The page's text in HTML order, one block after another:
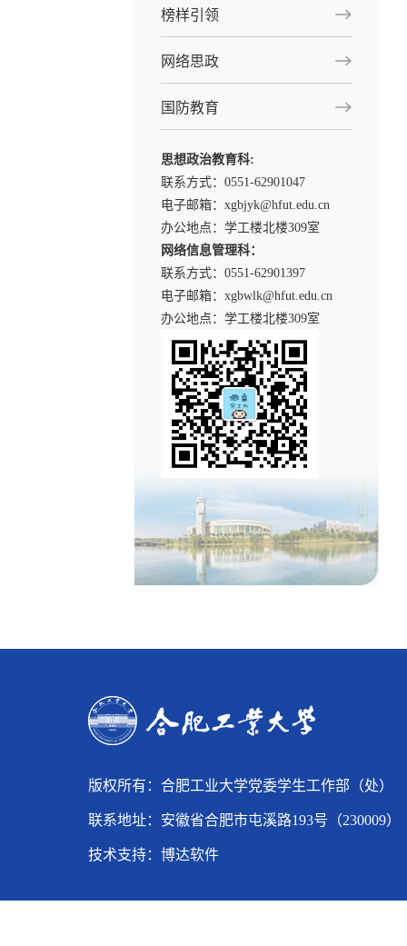
榜样引领
网络思政
国防教育
思想政治教育科:
联系方式：0551-62901047
电子邮箱：xgbjyk@hfut.edu.cn
办公地点：学工楼北楼309室
网络信息管理科：
联系方式：0551-62901397
电子邮箱：xgbwlk@hfut.edu.cn
办公地点：学工楼北楼309室
版权所有：合肥工业大学党委学生工作部（处）
联系地址：安徽省合肥市屯溪路193号（230009）
技术支持： 博达软件